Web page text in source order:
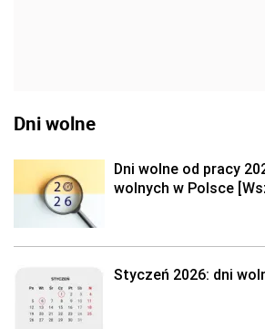
Dni wolne
Dni wolne od pracy
wolnych w Polsce
Styczeń 2026: dni